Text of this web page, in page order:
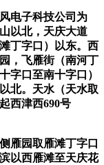
电子科技公司为
以北，天庆大道
丁字口）以东。西
，飞雁街（南河丁
字口至南十字口）
北。天水（天水取
西津西690号
园取雁滩丁字口
以西雁滩至天庆花